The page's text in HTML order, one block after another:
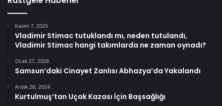
Kasım 7, 2025
Vladimir Stimac tutuklandı mı, neden tutulandı,
Vladimir Stimac hangi takımlarda ne zaman oynadı?
Ocak 27, 2026
Samsun’daki Cinayet Zanlısı Abhazya’da Yakalandı
Aralık 26, 2024
Kurtulmuş’tan Uçak Kazası İçin Başsağlığı